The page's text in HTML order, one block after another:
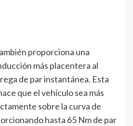
proporciona una
más placentera al
de par instantánea. Esta
que el vehículo sea más
sobre la curva de
hasta 65 Nm de par